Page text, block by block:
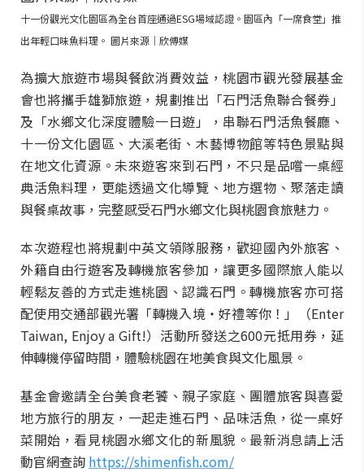
十一份觀光文化園區為全台首座通過ESG場域認證。園區內「一席食堂」推
出年輕口味魚料理。 圖片來源｜欣傅媒
為擴大旅遊市場與餐飲消費效益，桃園市觀光發展基金
會也將攜手雄獅旅遊，規劃推出「石門活魚聯合餐券」
及「水鄉文化深度體驗一日遊」，串聯石門活魚餐廳、
十一份文化園區、大溪老街、木藝博物館等特色景點與
在地文化資源。未來遊客來到石門，不只是品嚐一桌經
典活魚料理，更能透過文化導覽、地方選物、聚落走讀
與餐桌故事，完整感受石門水鄉文化與桃園食旅魅力。
本次遊程也將規劃中英文領隊服務，歡迎國內外旅客、
外籍自由行遊客及轉機旅客參加，讓更多國際旅人能以
輕鬆友善的方式走進桃園、認識石門。轉機旅客亦可搭
配使用交通部觀光署「轉機入境・好禮等你！」（Enter
Taiwan, Enjoy a Gift!）活動所發送之600元抵用券，延
伸轉機停留時間，體驗桃園在地美食與文化風景。
基金會邀請全台美食老饕、親子家庭、團體旅客與喜愛
地方旅行的朋友，一起走進石門、品味活魚，從一桌好
菜開始，看見桃園水鄉文化的新風貌。最新消息請上活
動官網查詢 https://shimenfish.com/